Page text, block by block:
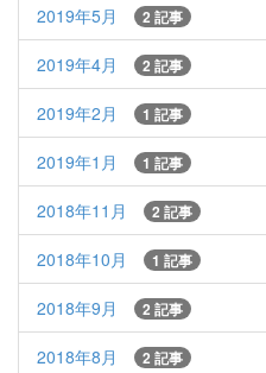
2019年5月 2 記事
2019年4月 2 記事
2019年2月 1 記事
2019年1月 1 記事
2018年11月 2 記事
2018年10月 1 記事
2018年9月 2 記事
2018年8月 2 記事